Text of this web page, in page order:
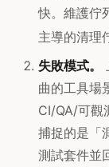
快。維護佇
主導的清理
失敗模式。
曲的工具場
CI/QA/可觀
捕捉的是「
測試套件並